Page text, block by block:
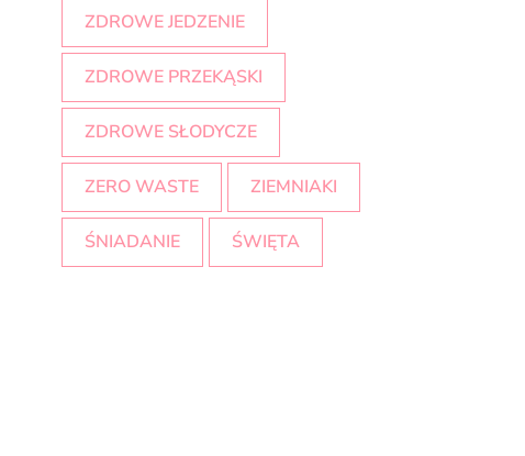
ZDROWE JEDZENIE
ZDROWE PRZEKĄSKI
ZDROWE SŁODYCZE
ZERO WASTE ZIEMNIAKI
ŚNIADANIE ŚWIĘTA